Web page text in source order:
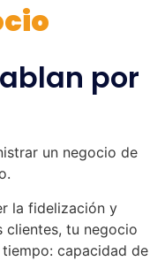
por
un negocio de
la fidelización y
tu negocio
capacidad de